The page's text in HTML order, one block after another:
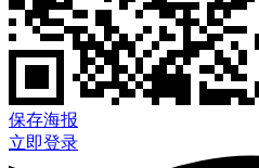
保存海报
立即登录